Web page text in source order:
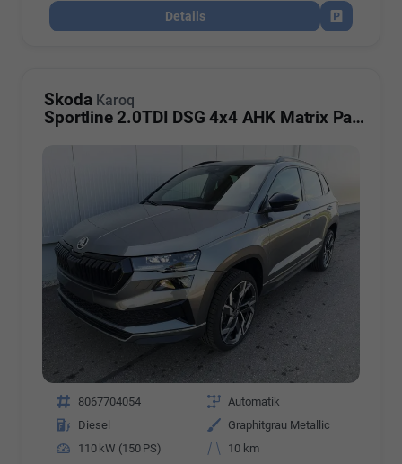
Details
Fahrzeug
Skoda Karoq
Sportline 2.0TDI DSG 4x4 AHK Matrix Pano Sound
Fahrzeugnr. 8067704054 Getriebe Automatik
Kraftstoff
Diesel Außenfarbe
Graphitgrau Metallic
Leistung
110 kW (150 PS) Kilometerstand
10 km